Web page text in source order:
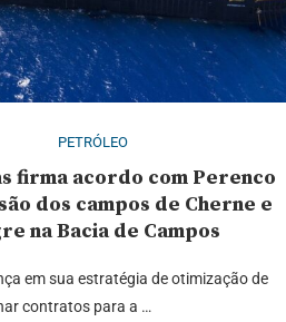
PETRÓLEO
firma acordo com Perenco
dos campos de Cherne e
na Bacia de Campos
em sua estratégia de otimização de
contratos para a …